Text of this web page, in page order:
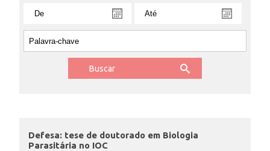
PLATAFORMAS
Defesa: tese de doutorado em Biologia
Parasitária no IOC